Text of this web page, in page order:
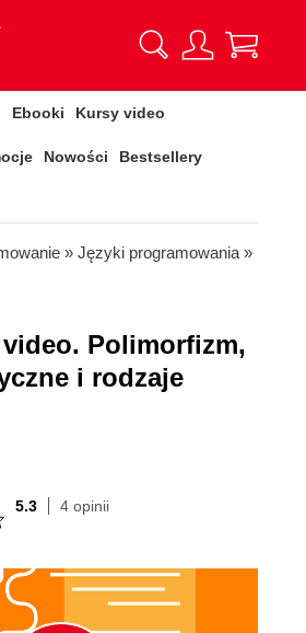
Ebooki Kursy video
Nowości Bestsellery
» Języki programowania »
Polimorfizm,
i rodzaje
5.3 4 opinii